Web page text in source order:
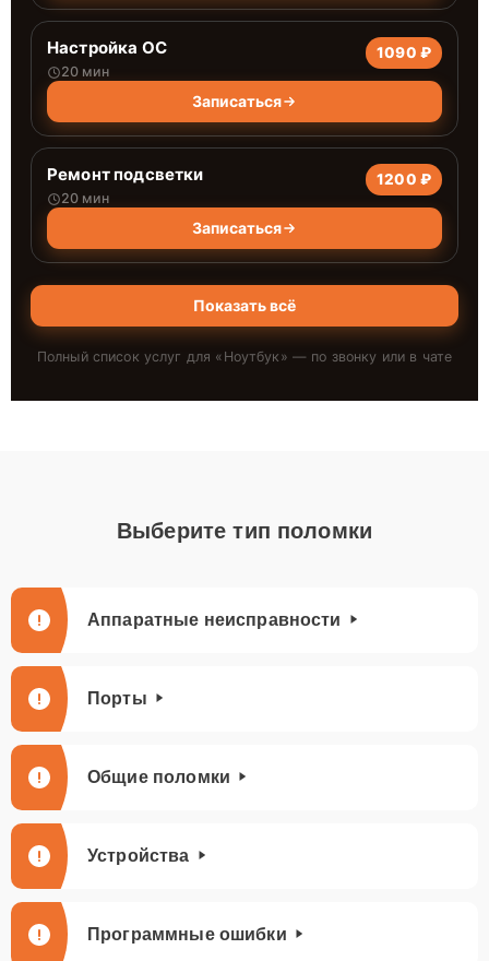
Настройка ОС
20 мин
1090 ₽
Записаться
Ремонт подсветки
20 мин
1200 ₽
Записаться
Показать всё
Полный список услуг для « Ноутбук » — по звонку или в чате
Выберите тип поломки
Аппаратные неисправности
Порты
Общие поломки
Устройства
Программные ошибки